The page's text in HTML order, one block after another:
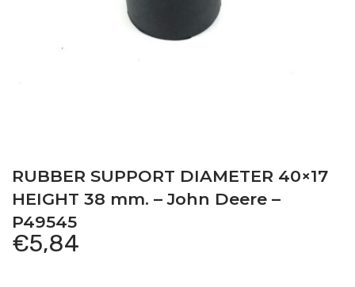
RUBBER SUPPORT DIAMETER 40×17
HEIGHT 38 mm. – John Deere –
P49545
€5,84